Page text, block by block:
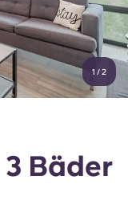
Sprache
1 /2
Bäder